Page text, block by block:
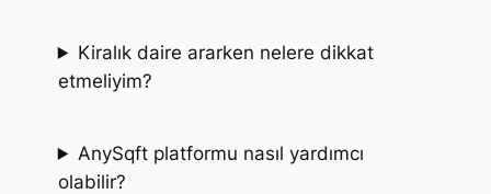
Kiralık daire ararken nelere dikkat
etmeliyim?
AnySqft platformu nasıl yardımcı
olabilir?